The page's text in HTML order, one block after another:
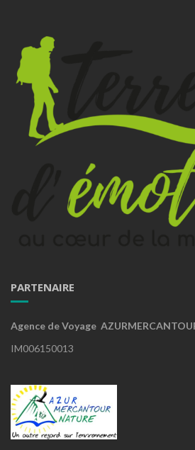
PARTENAIRE
Agence de Voyage
IM006150013